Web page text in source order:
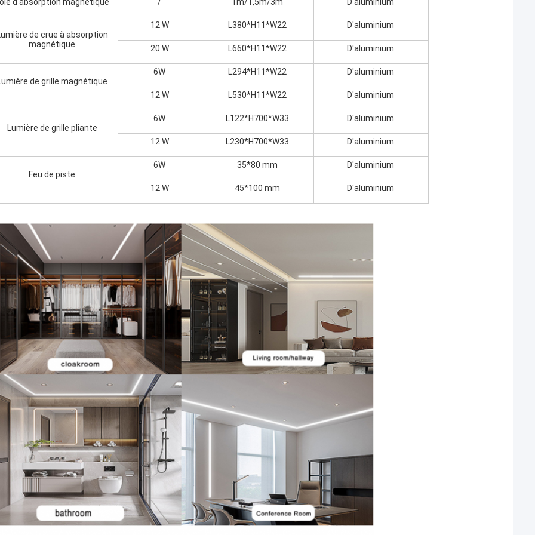
de crue à absorption
magnétique
12 W L380*H11*W22 D'aluminium
20 W L660*H11*W22 D'aluminium
de grille magnétique
6W L294*H11*W22 D'aluminium
12 W L530*H11*W22 D'aluminium
Lumière de grille pliante
6W L122*H700*W33 D'aluminium
12 W L230*H700*W33 D'aluminium
Feu de piste
6W 35*80 mm D'aluminium
12 W 45*100 mm D'aluminium